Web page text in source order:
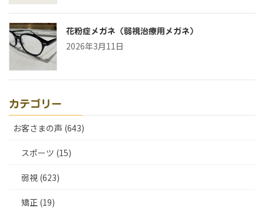
花粉症メガネ（弱視治療用メガネ）
2026年3月11日
カテゴリー
お客さまの声 (643)
スポーツ (15)
弱視 (623)
矯正 (19)